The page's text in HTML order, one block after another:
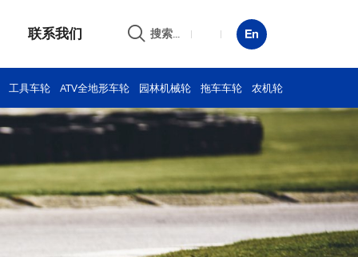
联系我们 搜索...
工具车轮 ATV全地形车轮 园林机械轮 拖车车轮 农机轮